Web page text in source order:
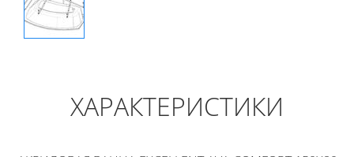
ХАРАКТЕРИСТИКИ